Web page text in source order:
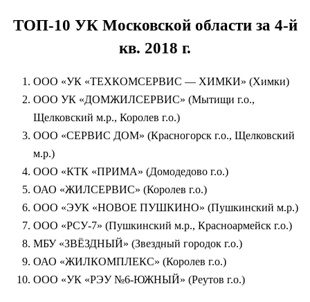
ТОП-10 УК Московской области за 4-й
кв. 2018 г.
ООО «УК «ТЕХКОМСЕРВИС — ХИМКИ» (Химки)
ООО УК «ДОМЖИЛСЕРВИС» (Мытищи г.о.,
Щелковский м.р., Королев г.о.)
ООО «СЕРВИС ДОМ» (Красногорск г.о., Щелковский
м.р.)
ООО «КТК «ПРИМА» (Домодедово г.о.)
ОАО «ЖИЛСЕРВИС» (Королев г.о.)
ООО «ЭУК «НОВОЕ ПУШКИНО» (Пушкинский м.р.)
ООО «РСУ-7» (Пушкинский м.р., Красноармейск г.о.)
МБУ «ЗВЁЗДНЫЙ» (Звездный городок г.о.)
ОАО «ЖИЛКОМПЛЕКС» (Королев г.о.)
ООО «УК «РЭУ №6-ЮЖНЫЙ» (Реутов г.о.)